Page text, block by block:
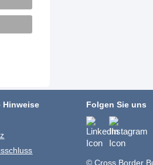
Hinweise
Folgen Sie uns
© Cross Border